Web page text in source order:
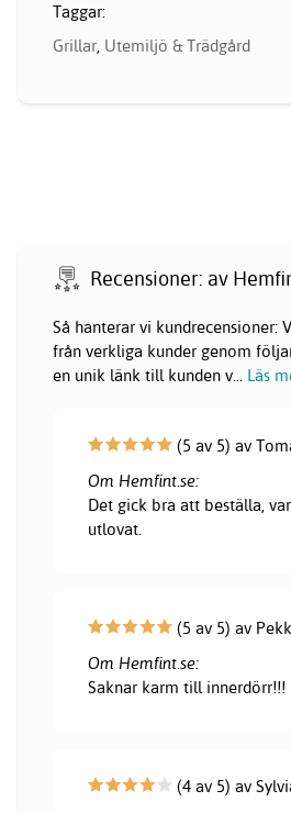
Taggar:
Grillar, Utemiljö & Trädgård
Recensioner: av
Så hanterar vi
från verkliga kunder genom
en unik länk till kunden v
Läs
(5 av 5) av
Om Hemfint.se:
Det gick bra att beställa,
utlovat.
(5 av 5) av
Om Hemfint.se:
Saknar karm till innerdörr!!!
(4 av 5) av